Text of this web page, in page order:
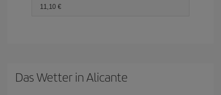
11,10 €
Das Wetter in Alicante